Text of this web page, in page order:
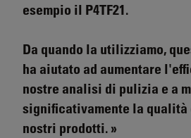
esempio il P4TF21.
Da quando la utilizziamo,
ha aiutato ad aumentare
nostre analisi di pulizia e a
significativamente la
nostri prodotti.